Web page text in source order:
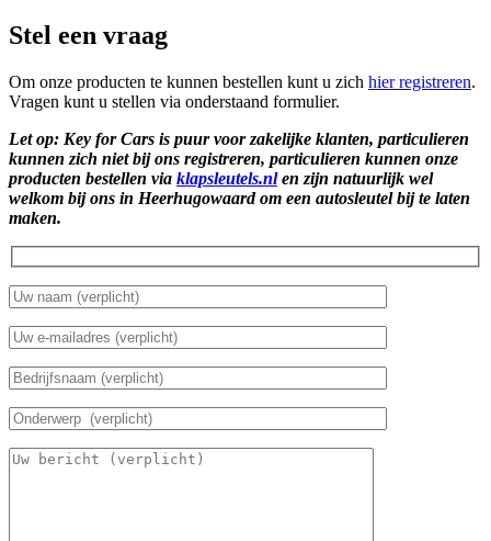
Stel een vraag
Om onze producten te kunnen bestellen kunt u zich hier registreren.
Vragen kunt u stellen via onderstaand formulier.
Let op: Key for Cars is puur voor zakelijke klanten, particulieren
kunnen zich niet bij ons registreren, particulieren kunnen onze
producten bestellen via klapsleutels.nlen zijn natuurlijk wel
welkom bij ons in Heerhugowaard om een autosleutel bij te laten
maken.